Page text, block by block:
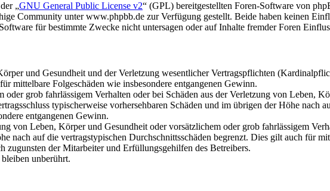
„GNU General Public License v2“ (GPL) bereitgestellten Foren-Software von
Community unter www.phpbb.de zur Verfügung gestellt. Beide haben keinen
für bestimmte Zwecke nicht untersagen oder auf Inhalte fremder Foren
und Gesundheit und der Verletzung wesentlicher Vertragspflichten
mittelbare Folgeschäden wie insbesondere entgangenen Gewinn.
grob fahrlässigem Verhalten oder bei Schäden aus der Verletzung von Leben,
typischerweise vorhersehbaren Schäden und im übrigen der Höhe nach
entgangenen Gewinn.
von Leben, Körper und Gesundheit oder vorsätzlichem oder grob fahrlässigem
nach auf die vertragstypischen Durchschnittsschäden begrenzt. Dies gilt auch für
zugunsten der Mitarbeiter und Erfüllungsgehilfen des Betreibers.
unberührt.